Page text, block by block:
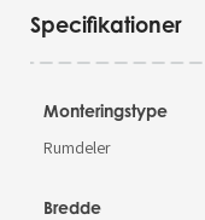
Specifikationer
Monteringstype
Rumdeler
Bredde